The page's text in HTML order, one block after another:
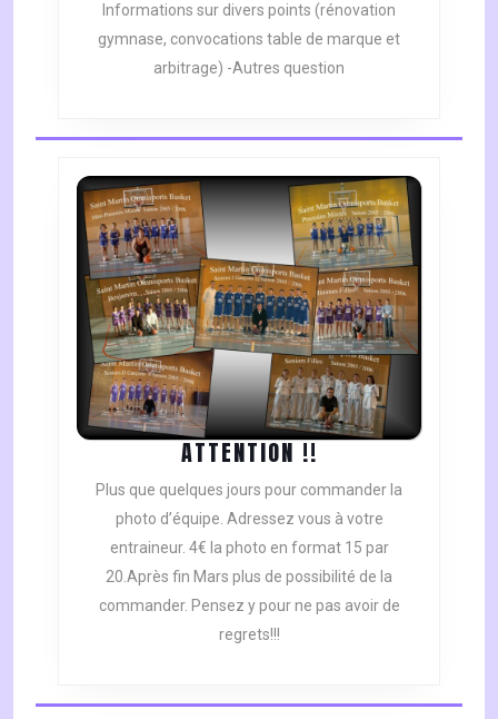
Informations sur divers points (rénovation
gymnase, convocations table de marque et
arbitrage) -Autres question
ATTENTION !!ATTENTION
!!
Plus que quelques jours pour commander la
photo d’équipe. Adressez vous à votre
entraineur. 4€ la photo en format 15 par
20.Après fin Mars plus de possibilité de la
commander. Pensez y pour ne pas avoir de
regrets!!!